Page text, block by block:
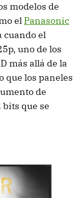
modelos de
el Panasonic
cuando el
uno de los
más allá de la
que los paneles
de
que se